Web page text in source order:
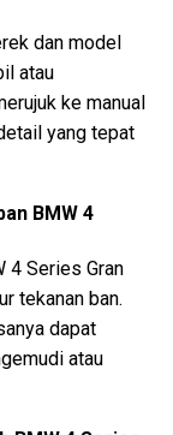
dan model
atau
ke manual
yang tepat
BMW 4
4 Series Gran
tekanan ban.
dapat
atau